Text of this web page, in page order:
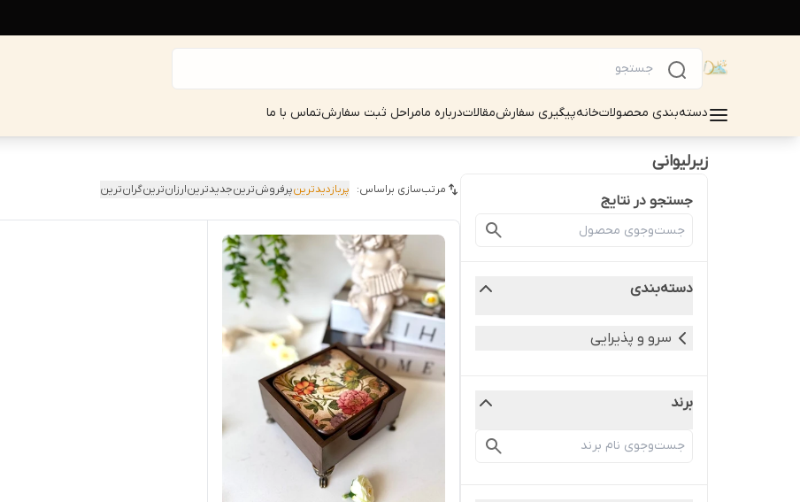
دسته‌بندی محصولاتخانهپیگیری سفارشمقالاتدرباره مامراحل ثبت سفارشتماس با ما
زیرلیوانی
جستجو در نتایج
دسته‌بندی
سرو و پذیرایی
برند
مرتب‌سازی براساس: پربازدیدترینپرفروش‌ترینجدیدترینارزان‌ترینگران‌ترین